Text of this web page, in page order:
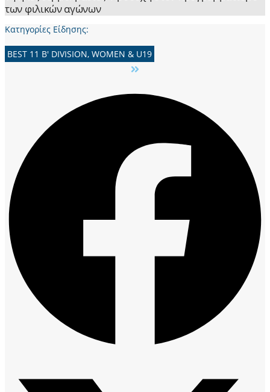
των φιλικών αγώνων
Κατηγορίες Είδησης:
BEST 11 B' DIVISION, WOMEN & U19